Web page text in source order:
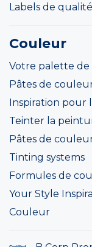
Labels de qualité
Couleur
Votre palette
Pâtes de
Inspiration pour
Teinter la
Pâtes de
Tinting systems
Formules de
Your Style
Couleur